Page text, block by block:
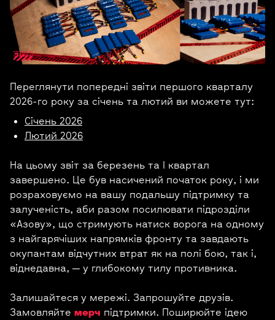
Переглянути попередні звіти першого кварталу
2026-го року за січень та лютий ви можете тут:
Січень 2026
Лютий 2026
На цьому звіт за березень та I квартал
завершено. Це був насичений початок року, і ми
розраховуємо на вашу подальшу підтримку та
залученість, аби разом посилювати підрозділи
«Азову», що стримують натиск ворога на одному
з найгарячіших напрямків фронту та завдають
окупантам відчутних втрат як на полі бою, так і,
віднедавна, — у глибокому тилу противника.
Залишайтеся у мережі. Запрошуйте друзів.
Замовляйте мерч підтримки. Поширюйте ідею